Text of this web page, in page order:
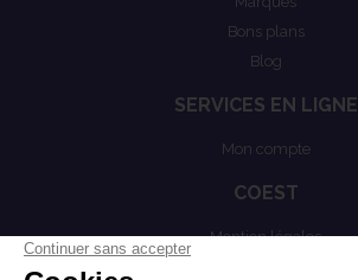
Bons plans
Blog
SERVICES EN LIGNE
Mon compte
COEST
Mention légales